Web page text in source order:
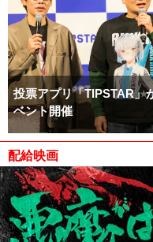
投票アプリ「TIPSTAR」
ベント開催
配給映画